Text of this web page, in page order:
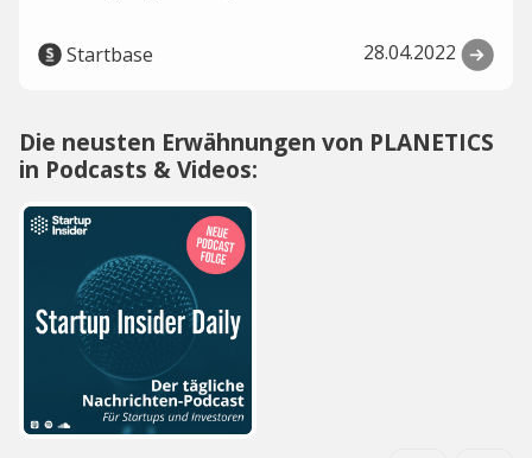
Startbase 28.04.2022
Die neusten Erwähnungen von PLANETICS
in Podcasts & Videos: